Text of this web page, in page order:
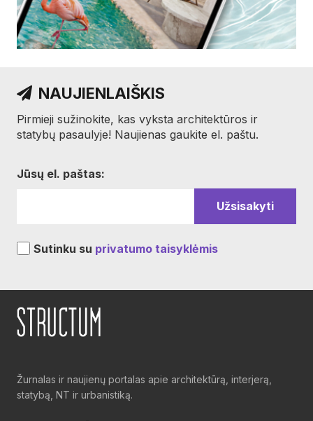
NAUJIENLAIŠKIS
Pirmieji sužinokite, kas vyksta architektūros ir
statybų pasaulyje! Naujienas gaukite el. paštu.
Jūsų el. paštas:
Sutinku su privatumo taisyklėmis
Žurnalas ir naujienų portalas apie architektūrą, interjerą,
statybą, NT ir urbanistiką.